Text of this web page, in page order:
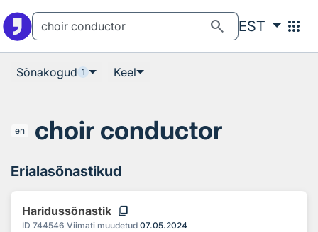
search EST apps
Sõnakogud 1 Keel
en choir conductor
Erialasõnastikud
Haridussõnastik content_copy
ID 744546 Viimati muudetud 07.05.2024